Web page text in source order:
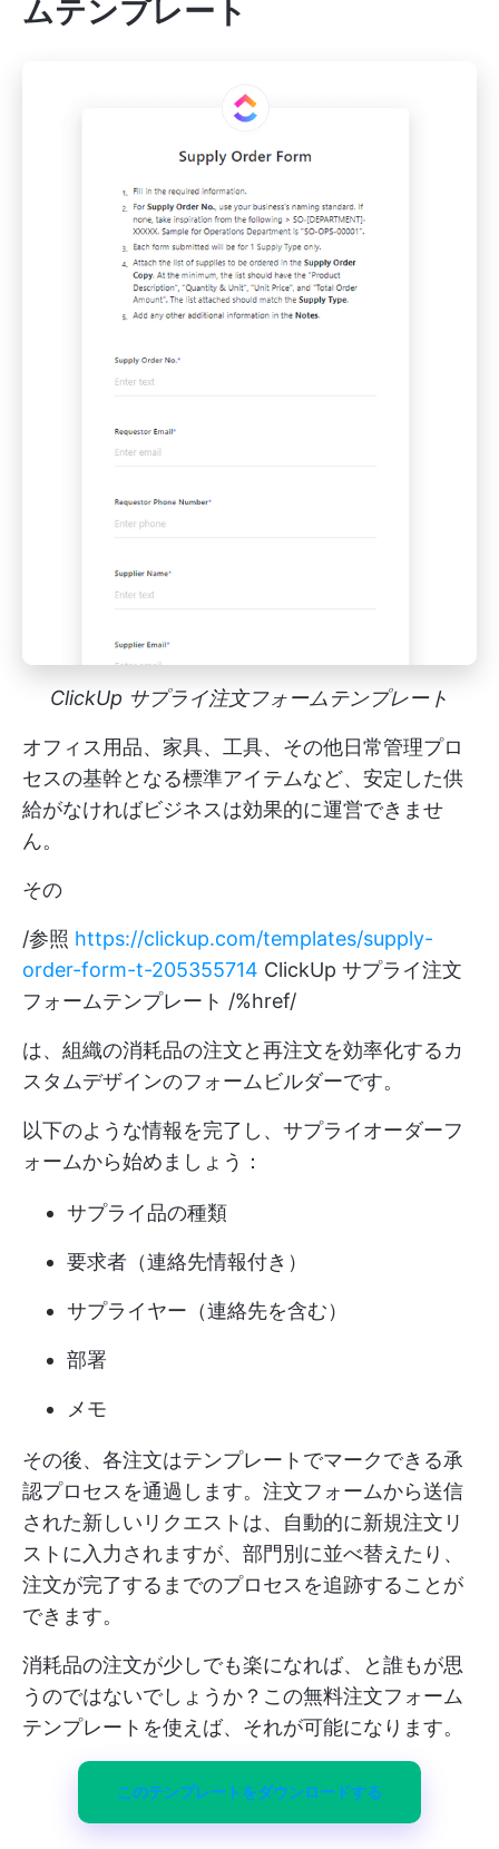
ムテンプレート
ClickUp サプライ注文フォームテンプレート
オフィス用品、家具、工具、その他日常管理プロ
セスの基幹となる標準アイテムなど、安定した供
給がなければビジネスは効果的に運営できませ
ん。
その
/参照 https://clickup.com/templates/supply-
order-form-t-205355714 ClickUp サプライ注文
フォームテンプレート /%href/
は、組織の消耗品の注文と再注文を効率化するカ
スタムデザインのフォームビルダーです。
以下のような情報を完了し、サプライオーダーフ
ォームから始めましょう：
サプライ品の種類
要求者（連絡先情報付き）
サプライヤー（連絡先を含む）
部署
メモ
その後、各注文はテンプレートでマークできる承
認プロセスを通過します。注文フォームから送信
された新しいリクエストは、自動的に新規注文リ
ストに入力されますが、部門別に並べ替えたり、
注文が完了するまでのプロセスを追跡することが
できます。
消耗品の注文が少しでも楽になれば、と誰もが思
うのではないでしょうか？この無料注文フォーム
テンプレートを使えば、それが可能になります。
このテンプレートをダウンロードする